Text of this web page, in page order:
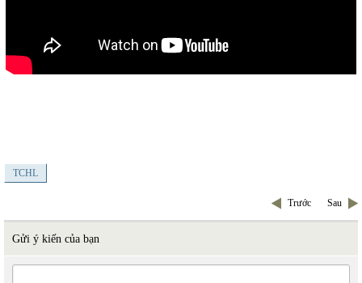
TCHL
Trước Sau
Gửi ý kiến của bạn